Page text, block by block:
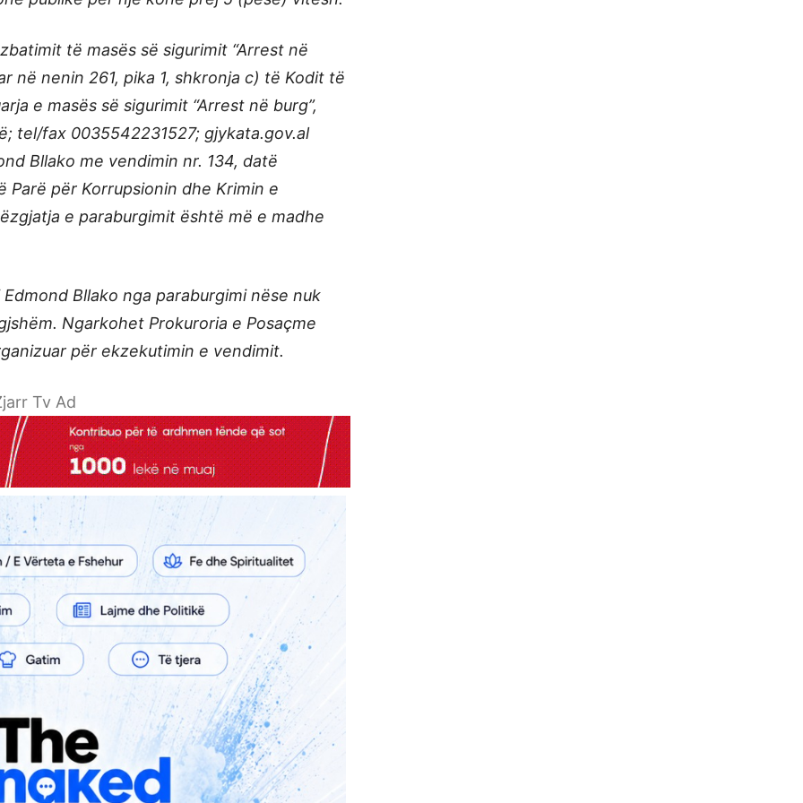
të masës së sigurimit “Arrest në
në nenin 261, pika 1, shkronja c) të Kodit të
e masës së sigurimit “Arrest në burg”,
tel/fax 0035542231527; gjykata.gov.al
Bllako me vendimin nr. 134, datë
Parë për Korrupsionin dhe Krimin e
e paraburgimit është më e madhe
Bllako nga paraburgimi nëse nuk
Ngarkohet Prokuroria e Posaçme
për ekzekutimin e vendimit.
Tv Ad